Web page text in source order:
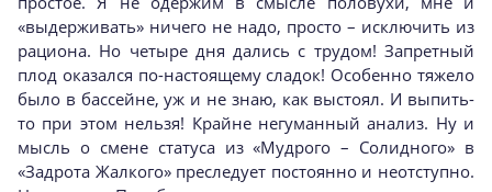
«выдерживать» ничего не надо, просто – исключить из
рациона. Но четыре дня дались с трудом! Запретный
плод оказался по-настоящему сладок! Особенно тяжело
было в бассейне, уж и не знаю, как выстоял. И выпить-
то при этом нельзя! Крайне негуманный анализ. Ну и
мысль о смене статуса из «Мудрого – Солидного» в
«Задрота Жалкого» преследует постоянно и неотступно.